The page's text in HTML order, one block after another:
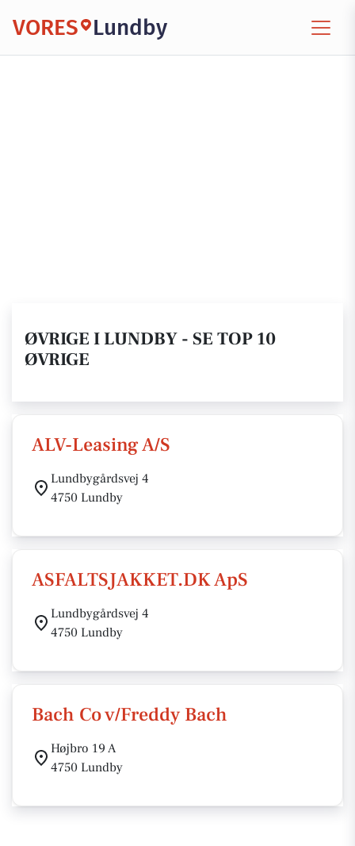
VORES Lundby
ØVRIGE I LUNDBY - SE TOP 10
ØVRIGE
ALV-Leasing A/S
Lundbygårdsvej 4
4750 Lundby
ASFALTSJAKKET.DK ApS
Lundbygårdsvej 4
4750 Lundby
Bach Co v/Freddy Bach
Højbro 19 A
4750 Lundby